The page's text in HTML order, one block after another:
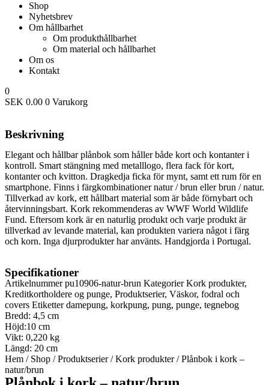
Shop
Nyhetsbrev
Om hållbarhet
Om produkthållbarhet
Om material och hållbarhet
Om os
Kontakt
0
SEK 0.00 0 Varukorg
Beskrivning
Elegant och hållbar plånbok som håller både kort och kontanter i
kontroll. Smart stängning med metalllogo, flera fack för kort,
kontanter och kvitton. Dragkedja ficka för mynt, samt ett rum för en
smartphone. Finns i färgkombinationer natur / brun eller brun / natur.
Tillverkad av kork, ett hållbart material som är både förnybart och
återvinningsbart. Kork rekommenderas av WWF World Wildlife
Fund. Eftersom kork är en naturlig produkt och varje produkt är
tillverkad av levande material, kan produkten variera något i färg
och korn. Inga djurprodukter har använts. Handgjorda i Portugal.
Specifikationer
Artikelnummerpu10906-natur-brun Kategorier Kork produkter,
Kreditkortholdere og punge, Produktserier, Väskor, fodral och
covers Etiketter damepung, korkpung, pung, punge, tegnebog
Bredd: 4,5 cm
Höjd:10 cm
Vikt: 0,220 kg
Längd: 20 cm
Hem / Shop /Produktserier/Kork produkter/ Plånbok i kork –
natur/brun